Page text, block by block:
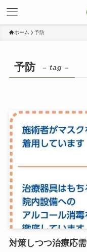
ホーム 予防
予防 – tag –
対策しつつ治療応需